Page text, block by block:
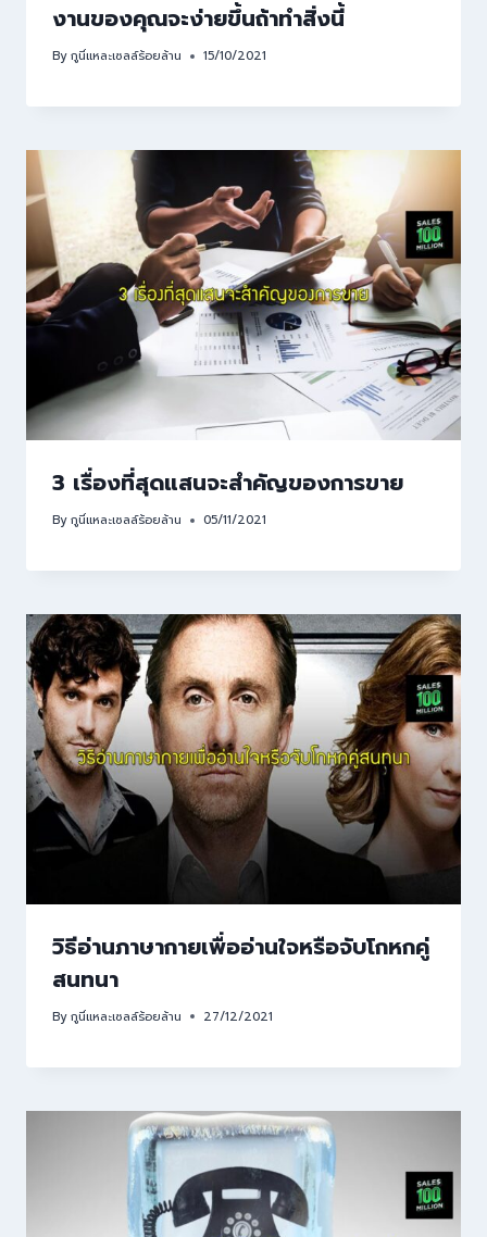
งานของคุณจะง่ายขึ้นถ้าทำสิ่งนี้
Byกูนี่แหละเซลล์ร้อยล้าน 15/10/2021
3 เรื่องที่สุดแสนจะสำคัญของการขาย
Byกูนี่แหละเซลล์ร้อยล้าน 05/11/2021
วิธีอ่านภาษากายเพื่ออ่านใจหรือจับโกหกคู่
สนทนา
Byกูนี่แหละเซลล์ร้อยล้าน 27/12/2021